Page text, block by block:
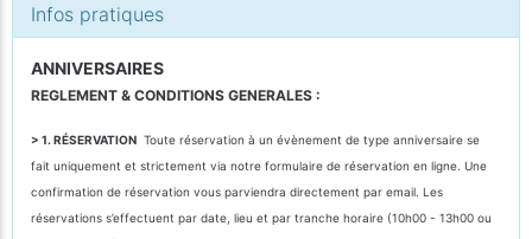
Infos pratiques
ANNIVERSAIRES
REGLEMENT & CONDITIONS GENERALES :
> 1. RÉSERVATION Toute réservation à un évènement de type anniversaire se
fait uniquement et strictement via notre formulaire de réservation en ligne. Une
confirmation de réservation vous parviendra directement par email. Les
réservations s’effectuent par date, lieu et par tranche horaire (10h00 - 13h00 ou